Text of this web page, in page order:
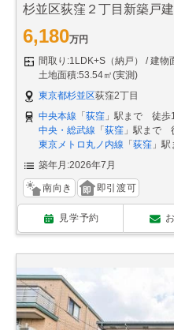
杉並区荻窪２丁目新築戸建
6,180万円
間取り:1LDK+S（納戸）
建物
土地面積:53.54㎡(実測)
東京都杉並区荻窪2丁目
中央本線 「荻窪 」駅まで 徒歩
中央・総武線 「荻窪 」駅まで
東京メトロ丸ノ内線 「荻窪 」
築年月:2026年7月
南向き 即引渡可
見学予約